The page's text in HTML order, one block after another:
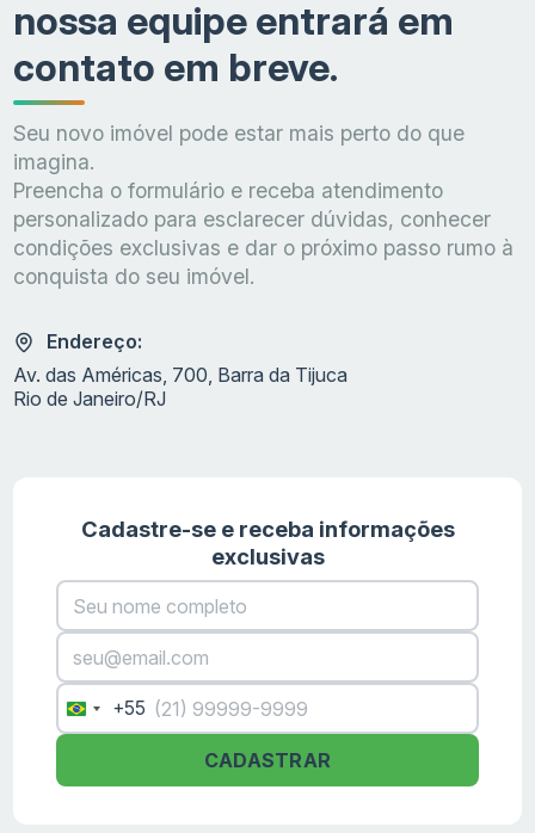
nossa equipe entrará em
contato em breve.
Seu novo imóvel pode estar mais perto do que
imagina.
Preencha o formulário e receba atendimento
personalizado para esclarecer dúvidas, conhecer
condições exclusivas e dar o próximo passo rumo à
conquista do seu imóvel.
Endereço:
Av. das Américas, 700, Barra da Tijuca
Rio de Janeiro/RJ
Cadastre-se e receba informações
exclusivas
Brazil
+55
+55
CADASTRAR